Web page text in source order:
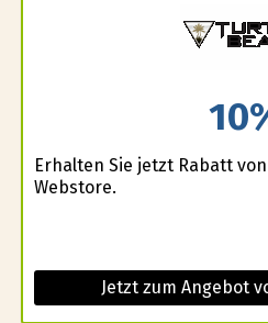
Erhalten Sie jetzt Rabatt
Webstore.
Jetzt zum Angebot